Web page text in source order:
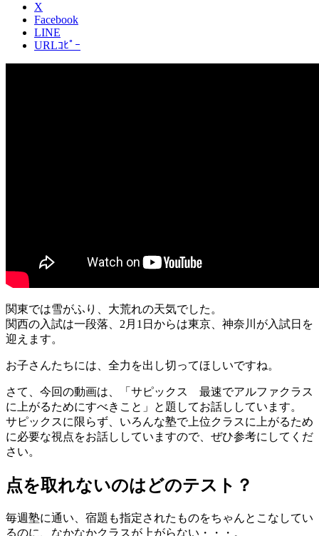
X
Facebook
LINE
URLｺﾋﾟｰ
関東では雪がふり、大荒れの天気でした。
関西の入試は一段落、2月1日からは東京、神奈川が入試日を
迎えます。
お子さんたちには、全力を出し切ってほしいですね。
さて、今回の動画は、「サピックス 最速でアルファクラス
に上がるためにすべきこと」と題してお話ししています。
サピックスに限らず、いろんな塾で上位クラスに上がるため
に必要な視点をお話ししていますので、ぜひ参考にしてくだ
さい。
点を取れないのはどのテスト？
毎週塾に通い、宿題も指定されたものをちゃんとこなしてい
るのに、なかなかクラスが上がらない・・・。